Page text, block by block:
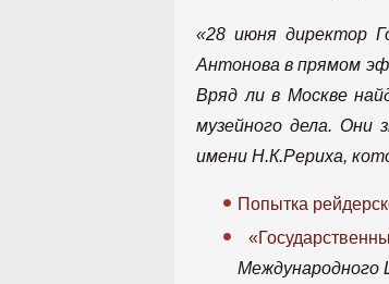
«28 июня директор
Антонова в прямом
Вряд ли в Москве
музейного дела. Они
имени Н.К.Рериха,
Попытка
Международного